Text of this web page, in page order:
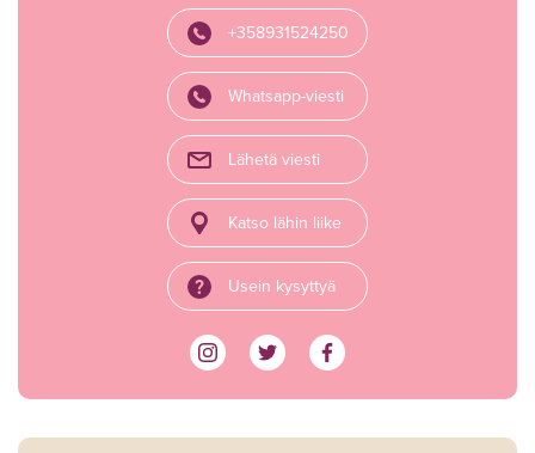
+358931524250
Whatsapp-viesti
Lähetä viesti
Katso lähin liike
Usein kysyttyä